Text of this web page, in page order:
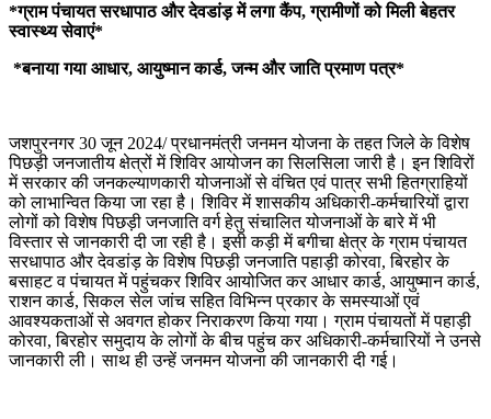
*ग्राम पंचायत सरधापाठ और देवडांड़ में लगा कैंप, ग्रामीणों को मिली बेहतर
स्वास्थ्य सेवाएं*
*बनाया गया आधार, आयुष्मान कार्ड, जन्म और जाति प्रमाण पत्र*
जशपुरनगर 30 जून 2024/ प्रधानमंत्री जनमन योजना के तहत जिले के विशेष
पिछड़ी जनजातीय क्षेत्रों में शिविर आयोजन का सिलसिला जारी है। इन शिविरों
में सरकार की जनकल्याणकारी योजनाओं से वंचित एवं पात्र सभी हितग्राहियों
को लाभान्वित किया जा रहा है। शिविर में शासकीय अधिकारी-कर्मचारियों द्वारा
लोगों को विशेष पिछड़ी जनजाति वर्ग हेतु संचालित योजनाओं के बारे में भी
विस्तार से जानकारी दी जा रही है। इसी कड़ी में बगीचा क्षेत्र के ग्राम पंचायत
सरधापाठ और देवडांड़ के विशेष पिछड़ी जनजाति पहाड़ी कोरवा, बिरहोर के
बसाहट व पंचायत में पहुंचकर शिविर आयोजित कर आधार कार्ड, आयुष्मान कार्ड,
राशन कार्ड, सिकल सेल जांच सहित विभिन्न प्रकार के समस्याओं एवं
आवश्यकताओं से अवगत होकर निराकरण किया गया। ग्राम पंचायतों में पहाड़ी
कोरवा, बिरहोर समुदाय के लोगों के बीच पहुंच कर अधिकारी-कर्मचारियों ने उनसे
जानकारी ली। साथ ही उन्हें जनमन योजना की जानकारी दी गई।